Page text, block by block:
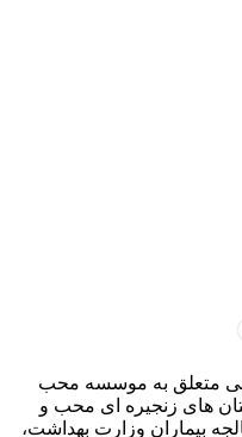
متعلق به موسسه محب
های زنجیره ای محب و
بیماران وزارت بهداشت،